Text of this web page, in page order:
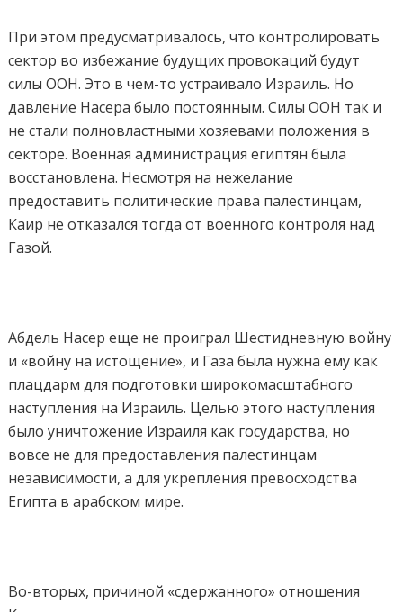
При этом предусматривалось, что контролировать
сектор во избежание будущих провокаций будут
силы ООН. Это в чем-то устраивало Израиль. Но
давление Насера было постоянным. Силы ООН так и
не стали полновластными хозяевами положения в
секторе. Военная администрация египтян была
восстановлена. Несмотря на нежелание
предоставить политические права палестинцам,
Каир не отказался тогда от военного контроля над
Газой.
Абдель Насер еще не проиграл Шестидневную войну
и «войну на истощение», и Газа была нужна ему как
плацдарм для подготовки широкомасштабного
наступления на Израиль. Целью этого наступления
было уничтожение Израиля как государства, но
вовсе не для предоставления палестинцам
независимости, а для укрепления превосходства
Египта в арабском мире.
Во-вторых, причиной «сдержанного» отношения